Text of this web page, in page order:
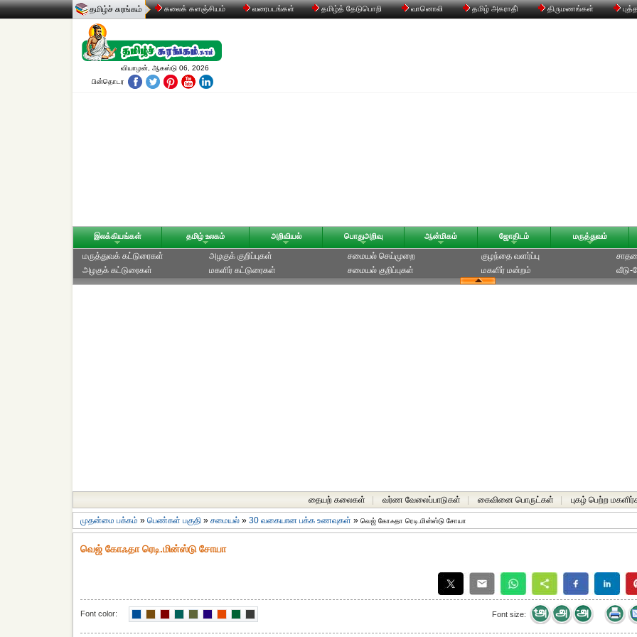
தமிழ்ச் சுரங்கம் கலைக் களஞ்சியம் வரைபடங்கள் தமிழ்த் தேடுபொறி வானொலி தமிழ் அகராதி் திருமணங்கள்
வியாழன், ஆகஸ்டு 06, 2026
பின்தொடர
இலக்கியங்கள் தமிழ் உலகம் அறிவியல் பொதுஅறிவு ஆன்மிகம் ஜோதிடம் மருத்துவம்
மருத்துவக் கட்டுரைகள்
அழகுக் கட்டுரைகள்
அழகுக் குறிப்புகள்
மகளிர் கட்டுரைகள்
சமையல் செய்முறை
சமையல் குறிப்புகள்
குழந்தை வளர்ப்பு
மகளிர் மன்றம்
வீடு-
தையற் கலைகள் வர்ண வேலைப்பாடுகள் கைவினை பொருட்கள் புகழ் பெற்ற
முதன்மை பக்கம் » பெண்கள் பகுதி » சமையல் » 30 வகையான பக்க உணவுகள் » வெஜ் கோஃதா ரெடி.மின்ஸ்டு சோயா
வெஜ் கோஃதா ரெடி.மின்ஸ்டு சோயா
Font color: Font size: